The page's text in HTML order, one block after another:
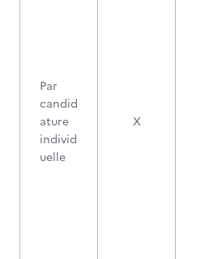
Par
candid
ature
individ
uelle
X